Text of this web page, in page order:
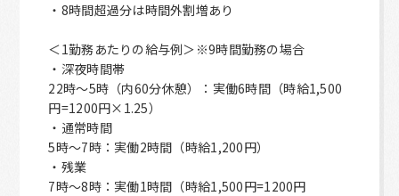
・8時間超過分は時間外割増あり
＜1勤務あたりの給与例＞※9時間勤務の場合
・深夜時間帯
22時〜5時（内60分休憩）：実働6時間（時給1,500
円=1200円×1.25）
・通常時間
5時〜7時：実働2時間（時給1,200円）
・残業
7時〜8時：実働1時間（時給1,500円=1200円